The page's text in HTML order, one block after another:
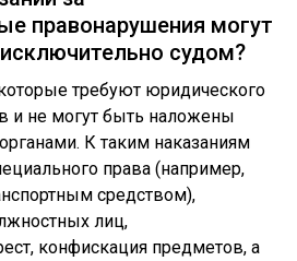
правонарушения могут
судом?
требуют юридического
и не могут быть наложены
К таким наказаниям
права (например,
средством),
лиц,
конфискация предметов, а